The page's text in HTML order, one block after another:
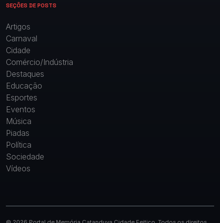
SEÇÕES DE POSTS
Artigos
Carnaval
Cidade
Comércio/Indústria
Destaques
Educação
Esportes
Eventos
Música
Piadas
Política
Sociedade
Vídeos